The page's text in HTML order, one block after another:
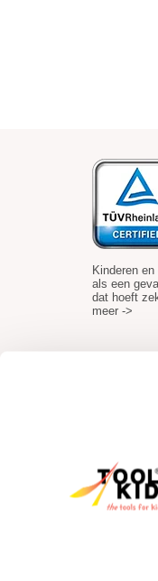
Kinderen
als een
dat hoeft
meer ->